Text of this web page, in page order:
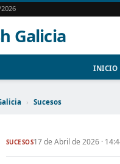
Galicia
INICIO
› Sucesos
SUCESOS17 de Abril de 2026 ·